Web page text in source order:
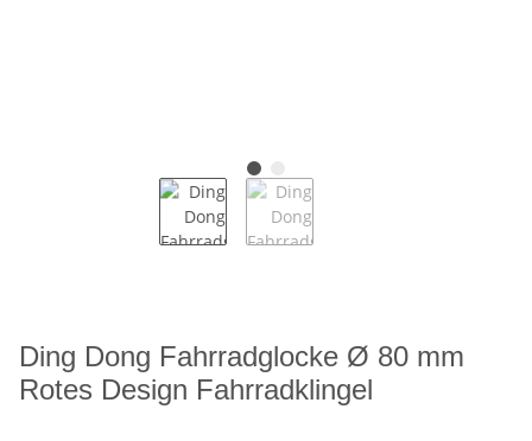
Ding Dong Fahrradglocke Ø 80 mm
Rotes Design Fahrradklingel